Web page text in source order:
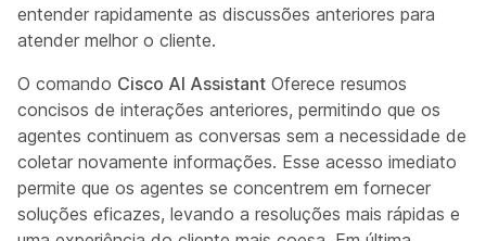
entender rapidamente as discussões anteriores para
atender melhor o cliente.
O comando Cisco AI Assistant Oferece resumos
concisos de interações anteriores, permitindo que os
agentes continuem as conversas sem a necessidade de
coletar novamente informações. Esse acesso imediato
permite que os agentes se concentrem em fornecer
soluções eficazes, levando a resoluções mais rápidas e